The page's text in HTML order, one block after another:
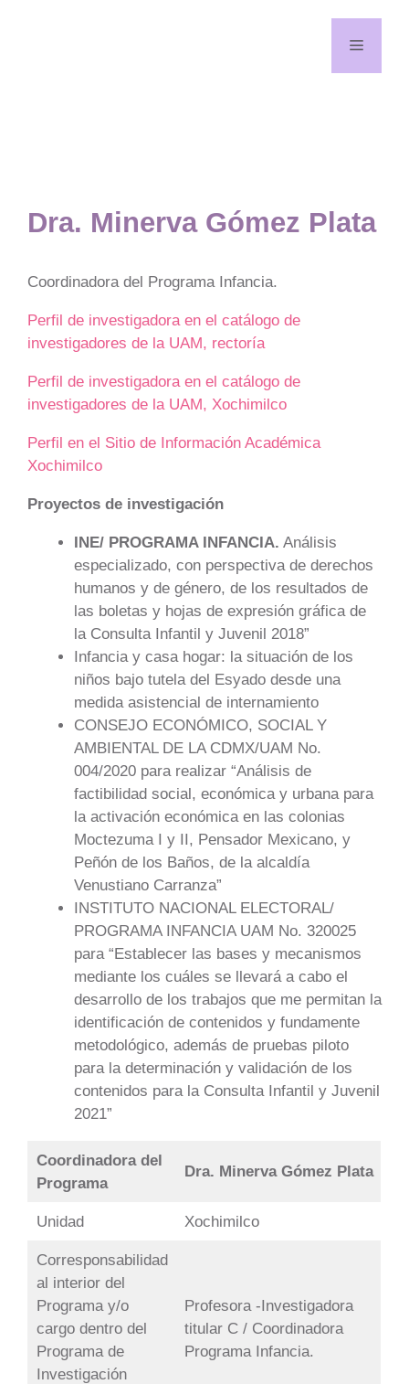
Menú
Dra. Minerva Gómez Plata
Coordinadora del Programa Infancia.
Perfil de investigadora en el catálogo de
investigadores de la UAM, rectoría
Perfil de investigadora en el catálogo de
investigadores de la UAM, Xochimilco
Perfil en el Sitio de Información Académica
Xochimilco
Proyectos de investigación
INE/ PROGRAMA INFANCIA. Análisis
especializado, con perspectiva de derechos
humanos y de género, de los resultados de
las boletas y hojas de expresión gráfica de
la Consulta Infantil y Juvenil 2018”
Infancia y casa hogar: la situación de los
niños bajo tutela del Esyado desde una
medida asistencial de internamiento
CONSEJO ECONÓMICO, SOCIAL Y
AMBIENTAL DE LA CDMX/UAM No.
004/2020 para realizar “Análisis de
factibilidad social, económica y urbana para
la activación económica en las colonias
Moctezuma I y II, Pensador Mexicano, y
Peñón de los Baños, de la alcaldía
Venustiano Carranza”
INSTITUTO NACIONAL ELECTORAL/
PROGRAMA INFANCIA UAM No. 320025
para “Establecer las bases y mecanismos
mediante los cuáles se llevará a cabo el
desarrollo de los trabajos que me permitan la
identificación de contenidos y fundamente
metodológico, además de pruebas piloto
para la determinación y validación de los
contenidos para la Consulta Infantil y Juvenil
2021”
Coordinadora del
Programa
Dra. Minerva Gómez Plata
Unidad Xochimilco
Corresponsabilidad
al interior del
Programa y/o
cargo dentro del
Programa de
Investigación
Profesora -Investigadora
titular C / Coordinadora
Programa Infancia.